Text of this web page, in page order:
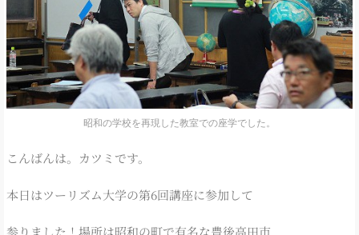
昭和の学校を再現した教室での座学でした。
こんばんは。カツミです。
本日はツーリズム大学の第6回講座に参加して
参りました！場所は昭和の町で有名な豊後高田市